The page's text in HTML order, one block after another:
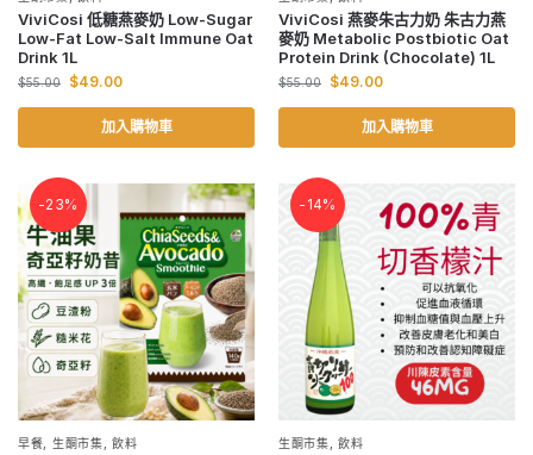
ViviCosi 低糖燕麥奶 Low-Sugar
Low-Fat Low-Salt Immune Oat
Drink 1L
$55.00 $49.00
加入購物車
ViviCosi 燕麥朱古力奶 朱古力燕
麥奶 Metabolic Postbiotic Oat
Protein Drink (Chocolate) 1L
$55.00 $49.00
加入購物車
-23%
早餐 生酮市集 ,飲料
-14%
生酮市集 ,飲料